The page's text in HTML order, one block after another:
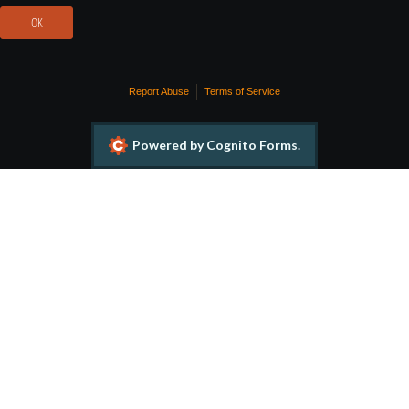
OK
Report Abuse Terms of Service
Powered by Cognito Forms.